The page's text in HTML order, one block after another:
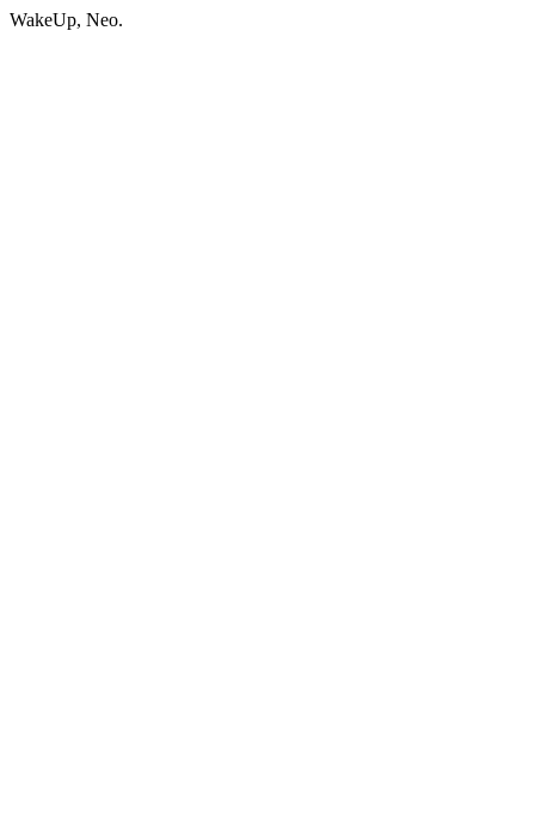
WakeUp, Neo.